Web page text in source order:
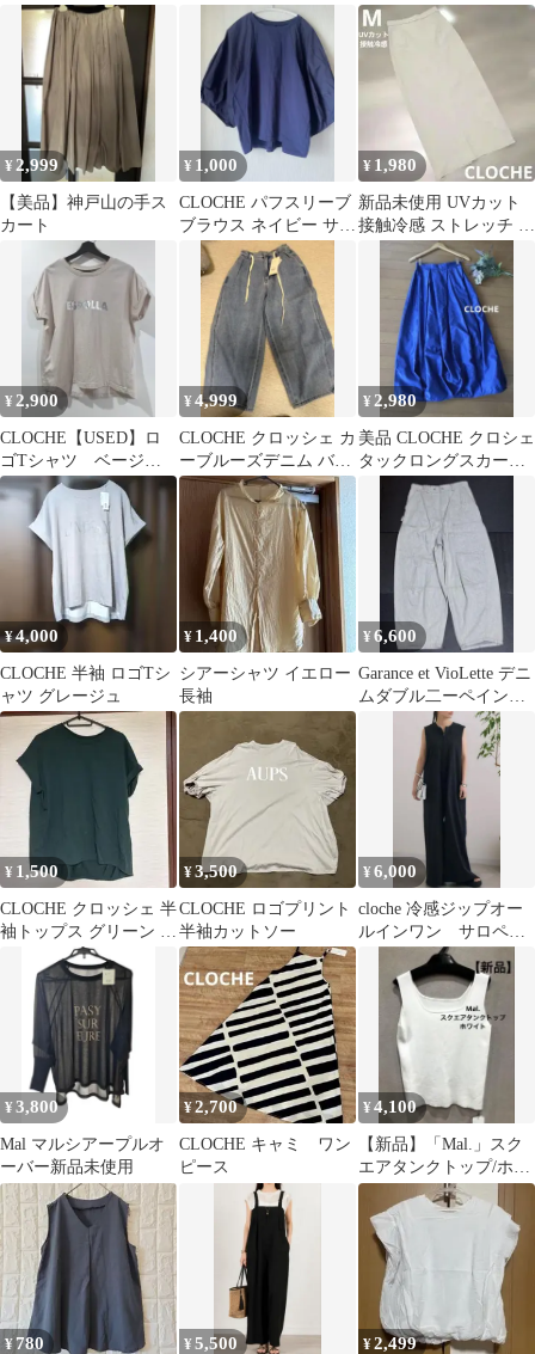
イトスカート グレー M
パンツ
¥ 2,999
【美品】神戸山の手ス
カート
¥ 1,000
CLOCHE パフスリーブ
ブラウス ネイビー サイ
ズ2
¥ 1,980
新品未使用 UVカット
接触冷感 ストレッチ ロ
ングスカート ベージュ
¥ 2,900
CLOCHE【USED】ロ
ゴTシャツ ベージ
ュ Mサイズ
¥4,999
CLOCHE クロッシェ カ
ーブルーズデニム バレ
ルパンツ サイズ01
¥ 2,980
美品 CLOCHE クロシェ
タックロングスカート
ロイヤルブルー 02
¥4,000
CLOCHE 半袖 ロゴTシ
ャツ グレージュ
¥ 1,400
シアーシャツ イエロー
長袖
¥6,600
Garance et VioLette デニ
ムダブル二ーペインタ
¥ 1,500
CLOCHE クロッシェ 半
袖トップス グリーン サ
¥3,500
CLOCHE ロゴプリント
半袖カットソー
¥6,000
cloche 冷感ジップオー
ルインワン サロペッ
¥3,800
Mal マルシアープルオ
ーバー新品未使用
¥2,700
CLOCHE キャミ ワン
ピース
¥4,100
【新品】「Mal.」スク
エアタンクトップ/ホワ
イト
¥ 780 ¥5,500 ¥2,499